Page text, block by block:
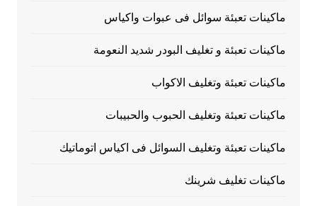
ماكينات تعبئة سوائل فى عبوات واكياس
ماكينات تعبئة و تغليف البودر شديد النعومة
ماكينات تعبئة وتغليف الاكواب
ماكينات تعبئة وتغليف الحبوب والحبيبات
ماكينات تعبئة وتغليف السوائل فى اكياس اتوماتيك
ماكينات تغليف شرينك